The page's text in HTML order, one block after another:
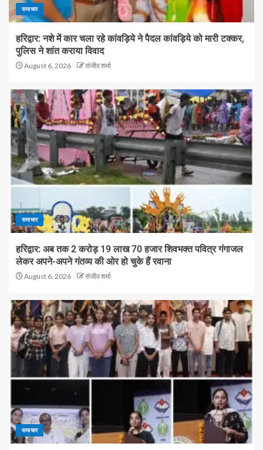
समाचार
हरिद्वार: नशे में कार चला रहे कांवड़िये ने पैदल कांवड़िये को मारी टक्कर,
पुलिस ने शांत कराया विवाद
August 6, 2026 संजीव शर्मा
समाचार
हरिद्वार: अब तक 2 करोड़ 19 लाख 70 हजार शिवभक्त पवित्र गंगाजल
लेकर अपने-अपने गंतव्य की ओर हो चुके हैं रवाना
August 6, 2026 संजीव शर्मा
समाचार